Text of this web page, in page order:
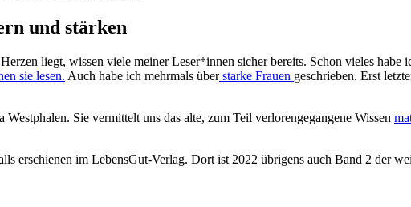
und stärken
liegt, wissen viele meiner Leser*innen sicher bereits. Schon vieles habe
sie lesen. Auch habe ich mehrmals überstarke Frauen geschrieben. Erst
Sie vermittelt uns das alte, zum Teil verlorengegangene Wissen
erschienen im LebensGut-Verlag. Dort ist 2022 übrigens auch Band 2 der